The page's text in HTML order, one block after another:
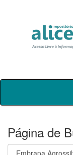
Skip
Página de